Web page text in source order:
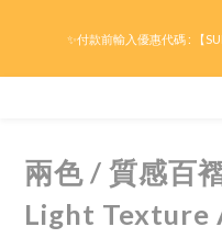
✨付款前輸入優惠代碼 : 【
限時折後滿HK$299京東免運 / 折後
兩色 / 質感百
Light Texture